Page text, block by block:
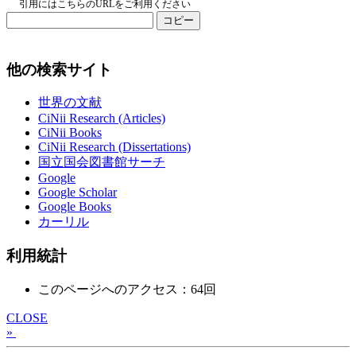
引用にはこちらのURLをご利用ください
コピー
他の検索サイト
世界の文献
CiNii Research (Articles)
CiNii Books
CiNii Research (Dissertations)
国立国会図書館サーチ
Google
Google Scholar
Google Books
カーリル
利用統計
このページへのアクセス：64回
CLOSE
»